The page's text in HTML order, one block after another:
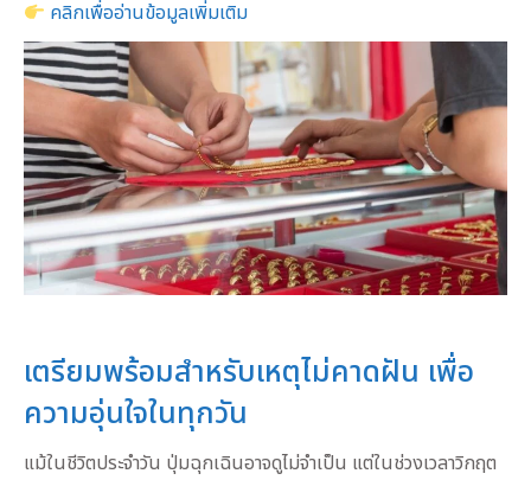
คลิกเพื่ออ่านข้อมูลเพิ่มเติม
เตรียมพร้อมสำหรับเหตุไม่คาดฝัน เพื่อ
ความอุ่นใจในทุกวัน
แม้ในชีวิตประจำวัน ปุ่มฉุกเฉินอาจดูไม่จำเป็น แต่ในช่วงเวลาวิกฤต